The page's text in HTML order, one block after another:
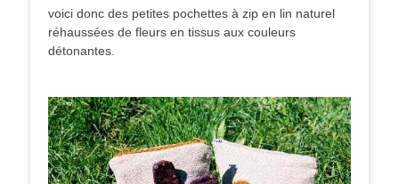
voici donc des petites pochettes à zip en lin naturel
réhaussées de fleurs en tissus aux couleurs
détonantes.